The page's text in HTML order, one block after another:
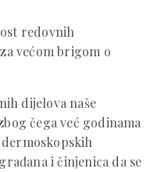
redovnih
većom brigom o
dijelova naše
čega već godinama
i činjenica da se